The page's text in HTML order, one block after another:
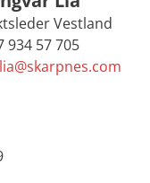
Vestland
934 57 705